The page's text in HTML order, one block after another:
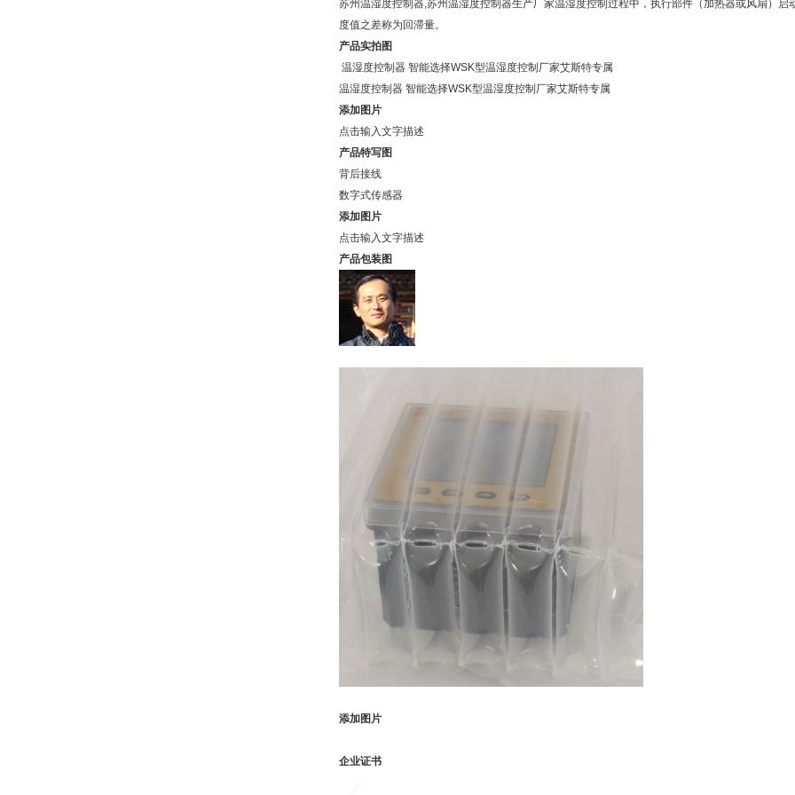
苏州温湿度控制器,苏州温湿度控制器生产厂家温湿度控制过程中，执行部件（加热器或风扇）
度值之差称为回滞量。
产品实拍图
温湿度控制器 智能选择WSK型温湿度控制厂家艾斯特专属
温湿度控制器 智能选择WSK型温湿度控制厂家艾斯特专属
添加图片
点击输入文字描述
产品特写图
背后接线
数字式传感器
添加图片
点击输入文字描述
产品包装图
添加图片
企业证书